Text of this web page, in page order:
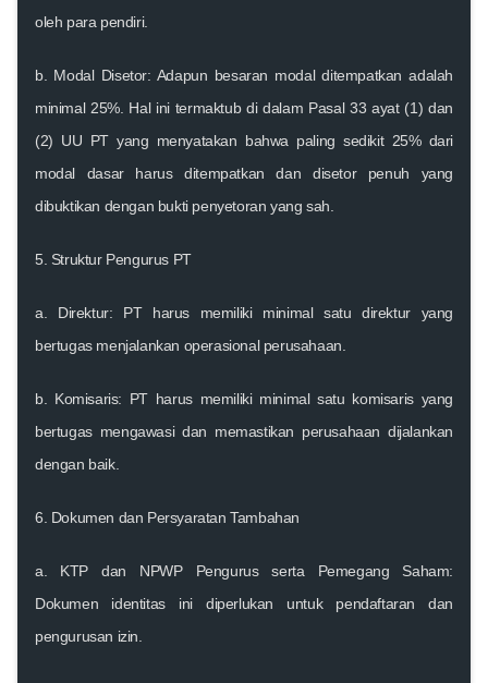
oleh para pendiri.
b. Modal Disetor: Adapun besaran modal ditempatkan adalah
minimal 25%. Hal ini termaktub di dalam Pasal 33 ayat (1) dan
(2) UU PT yang menyatakan bahwa paling sedikit 25% dari
modal dasar harus ditempatkan dan disetor penuh yang
dibuktikan dengan bukti penyetoran yang sah.
5. Struktur Pengurus PT
a. Direktur: PT harus memiliki minimal satu direktur yang
bertugas menjalankan operasional perusahaan.
b. Komisaris: PT harus memiliki minimal satu komisaris yang
bertugas mengawasi dan memastikan perusahaan dijalankan
dengan baik.
6. Dokumen dan Persyaratan Tambahan
a. KTP dan NPWP Pengurus serta Pemegang Saham:
Dokumen identitas ini diperlukan untuk pendaftaran dan
pengurusan izin.